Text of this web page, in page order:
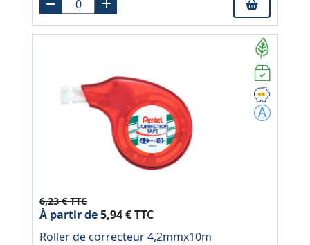
6,23 € TTC
À partir de5,94 € TTC
Roller de correcteur 4,2mmx10m